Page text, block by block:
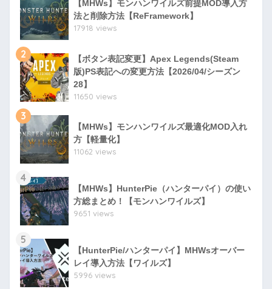
【MHWs】モンハンワイルズ前提MOD導入方
法と削除方法【ReFramework】
17918 views
2
【ボタン表記変更】Apex Legends(Steam
版)PS表記への変更方法【2026/04/シーズン
28】
11650 views
3
【MHWs】モンハンワイルズ最適化MOD入れ
方【軽量化】
11062 views
4
【MHWs】HunterPie（ハンターパイ）の使い
方総まとめ！【モンハンワイルズ】
9651 views
5
【HunterPie/ハンターパイ】MHWsオーバー
レイ導入方法【ワイルズ】
5996 views